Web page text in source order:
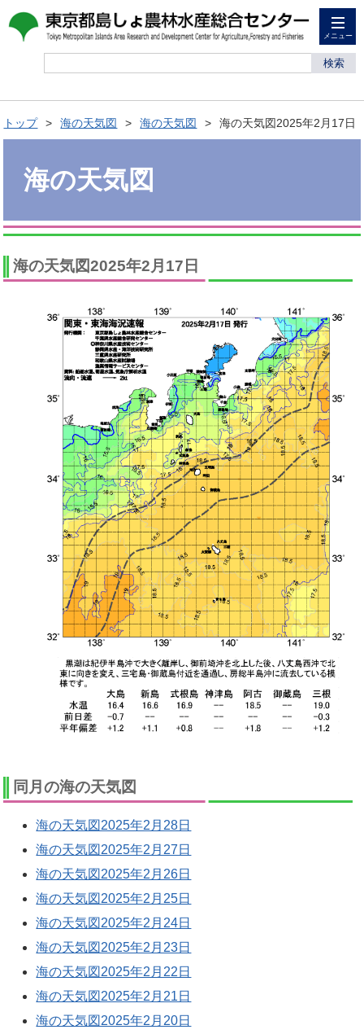
メニュー
検索
トップ 海の天気図 海の天気図 海の天気図2025年2月17日
海の天気図
海の天気図2025年2月17日
同月の海の天気図
海の天気図2025年2月28日
海の天気図2025年2月27日
海の天気図2025年2月26日
海の天気図2025年2月25日
海の天気図2025年2月24日
海の天気図2025年2月23日
海の天気図2025年2月22日
海の天気図2025年2月21日
海の天気図2025年2月20日